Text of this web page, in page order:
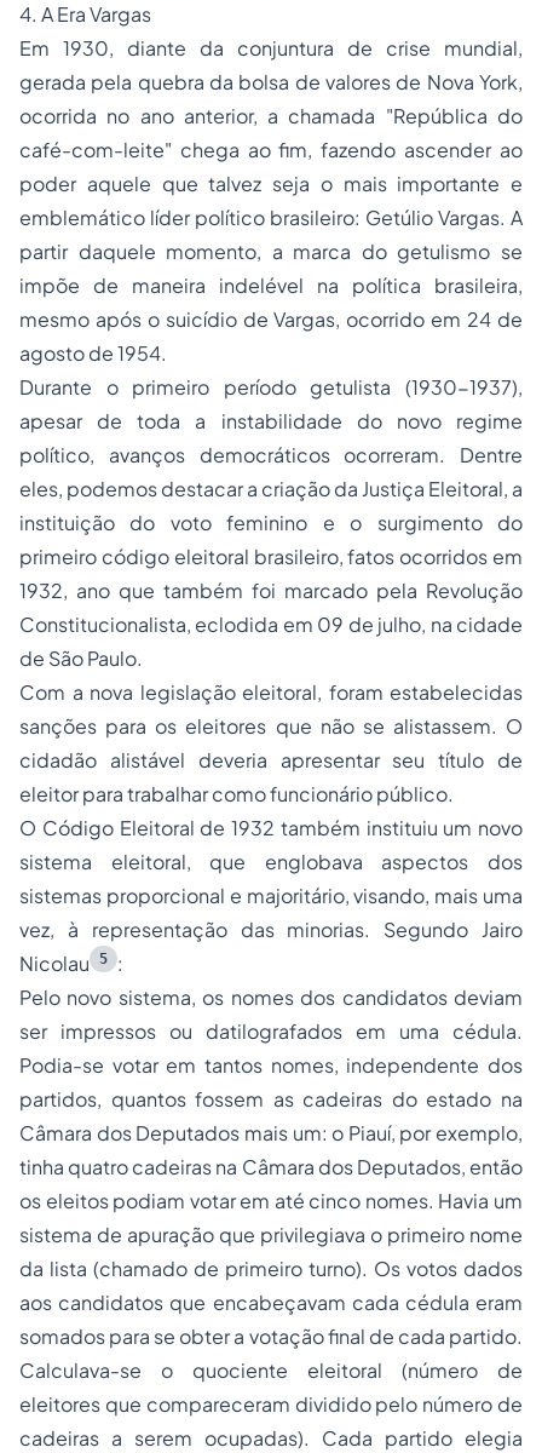
4. A Era Vargas
Em 1930, diante da conjuntura de crise mundial,
gerada pela quebra da bolsa de valores de Nova York,
ocorrida no ano anterior, a chamada "República do
café-com-leite" chega ao fim, fazendo ascender ao
poder aquele que talvez seja o mais importante e
emblemático líder político brasileiro: Getúlio Vargas. A
partir daquele momento, a marca do getulismo se
impõe de maneira indelével na política brasileira,
mesmo após o suicídio de Vargas, ocorrido em 24 de
agosto de 1954.
Durante o primeiro período getulista (1930-1937),
apesar de toda a instabilidade do novo regime
político, avanços democráticos ocorreram. Dentre
eles, podemos destacar a criação da Justiça Eleitoral, a
instituição do voto feminino e o surgimento do
primeiro código eleitoral brasileiro, fatos ocorridos em
1932, ano que também foi marcado pela Revolução
Constitucionalista, eclodida em 09 de julho, na cidade
de São Paulo.
Com a nova legislação eleitoral, foram estabelecidas
sanções para os eleitores que não se alistassem. O
cidadão alistável deveria apresentar seu título de
eleitor para trabalhar como funcionário público.
O Código Eleitoral de 1932 também instituiu um novo
sistema eleitoral, que englobava aspectos dos
sistemas proporcional e majoritário, visando, mais uma
vez, à representação das minorias. Segundo Jairo
Nicolau
5
:
Pelo novo sistema, os nomes dos candidatos deviam
ser impressos ou datilografados em uma cédula.
Podia-se votar em tantos nomes, independente dos
partidos, quantos fossem as cadeiras do estado na
Câmara dos Deputados mais um: o Piauí, por exemplo,
tinha quatro cadeiras na Câmara dos Deputados, então
os eleitos podiam votar em até cinco nomes. Havia um
sistema de apuração que privilegiava o primeiro nome
da lista (chamado de primeiro turno). Os votos dados
aos candidatos que encabeçavam cada cédula eram
somados para se obter a votação final de cada partido.
Calculava-se o quociente eleitoral (número de
eleitores que compareceram dividido pelo número de
cadeiras a serem ocupadas). Cada partido elegia